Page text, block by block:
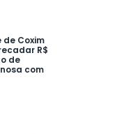
Coxim
R$
de
com